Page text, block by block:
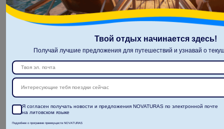
Твой отдых начинается здесь!
Получай лучшие предложения для путешествий и узнавай о
Интересующие тебя поездки сейчас
Я согласен получать новости и предложения NOVATURAS по электронной почте
на литовском языке
Подробнее о программе преимуществ NOVATURAS